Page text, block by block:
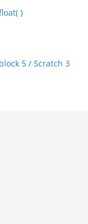
)
5 / Scratch 3